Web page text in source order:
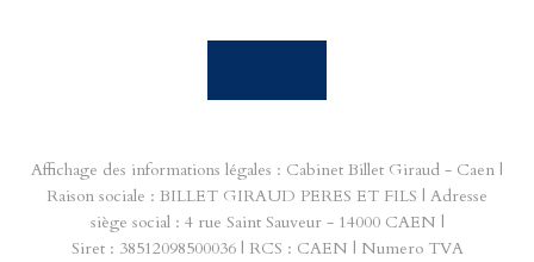
Affichage des informations légales : Cabinet Billet Giraud - Caen |
Raison sociale : BILLET GIRAUD PERES ET FILS | Adresse
siège social : 4 rue Saint Sauveur - 14000 CAEN |
Siret : 38512098500036 | RCS : CAEN | Numero TVA